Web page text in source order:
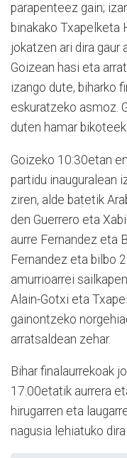
parapenteez gain;
binakako Txapelketa
jokatzen ari dira gaur
Goizean hasi eta
izango dute, biharko
eskuratzeko asmoz.
duten hamar
Goizeko 10:30etan
partidu inauguralean
ziren, alde batetik
den Guerrero eta
aurre Fernandez eta
Fernandez eta bilbo
amurrioarrei
Alain-Gotxi eta
gainontzeko
arratsaldean zehar.
Bihar finalaurrekoak
17:00etatik aurrera
hirugarren eta
nagusia lehiatuko